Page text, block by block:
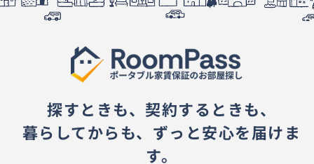
探すときも、契約するときも、
暮らしてからも、ずっと安心を届けま
す。